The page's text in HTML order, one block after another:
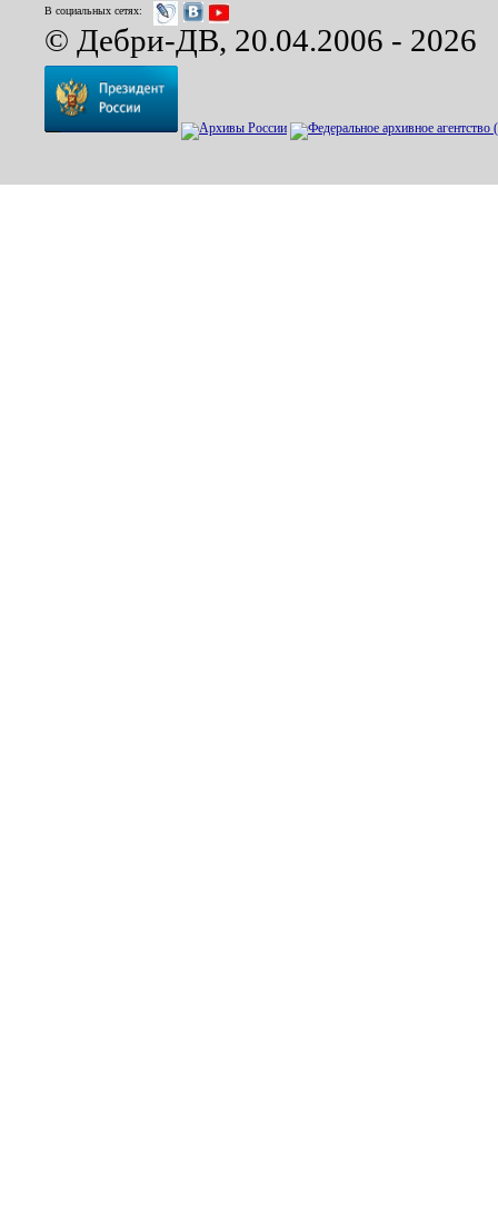
В социальных сетях:
© Дебри-ДВ, 20.04.2006 - 2026